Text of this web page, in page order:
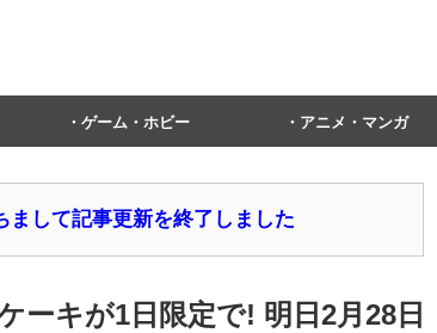
ゲーム・ホビー アニメ・マンガ
まして記事更新を終了しました
ーキが1日限定で! 明日2月28日